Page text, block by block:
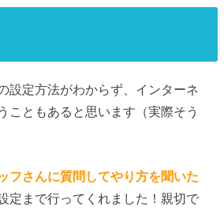
設定方法がわからず、インターネ
こともあると思います（実際そう
フさんに質問してやり方を聞いた
定まで行ってくれました！親切で